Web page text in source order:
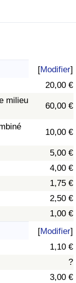
[Modifier]
20,00 €
milieu
60,00 €
10,00 €
5,00 €
4,00 €
1,75 €
2,50 €
1,00 €
[Modifier]
1,10 €
?
3,00 €